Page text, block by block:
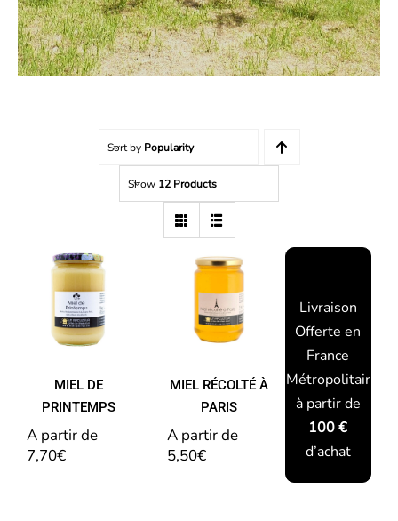
Sort by Popularity
Show 12 Products
MIEL DE
PRINTEMPS
MIEL DE
PRINTEMPS
A partir de
7,70€
MIEL
RÉCOLTÉ
À PARIS
MIEL RÉCOLTÉ À
PARIS
A partir de
5,50€
Livraison
Offerte en
France
Métropolitaine
à partir de
100 €
d’achat